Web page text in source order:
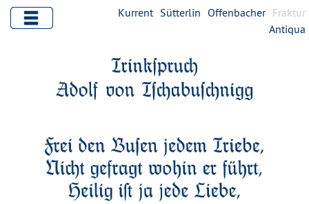
Kurrent Sütterlin Offenbacher Fraktur
Antiqua